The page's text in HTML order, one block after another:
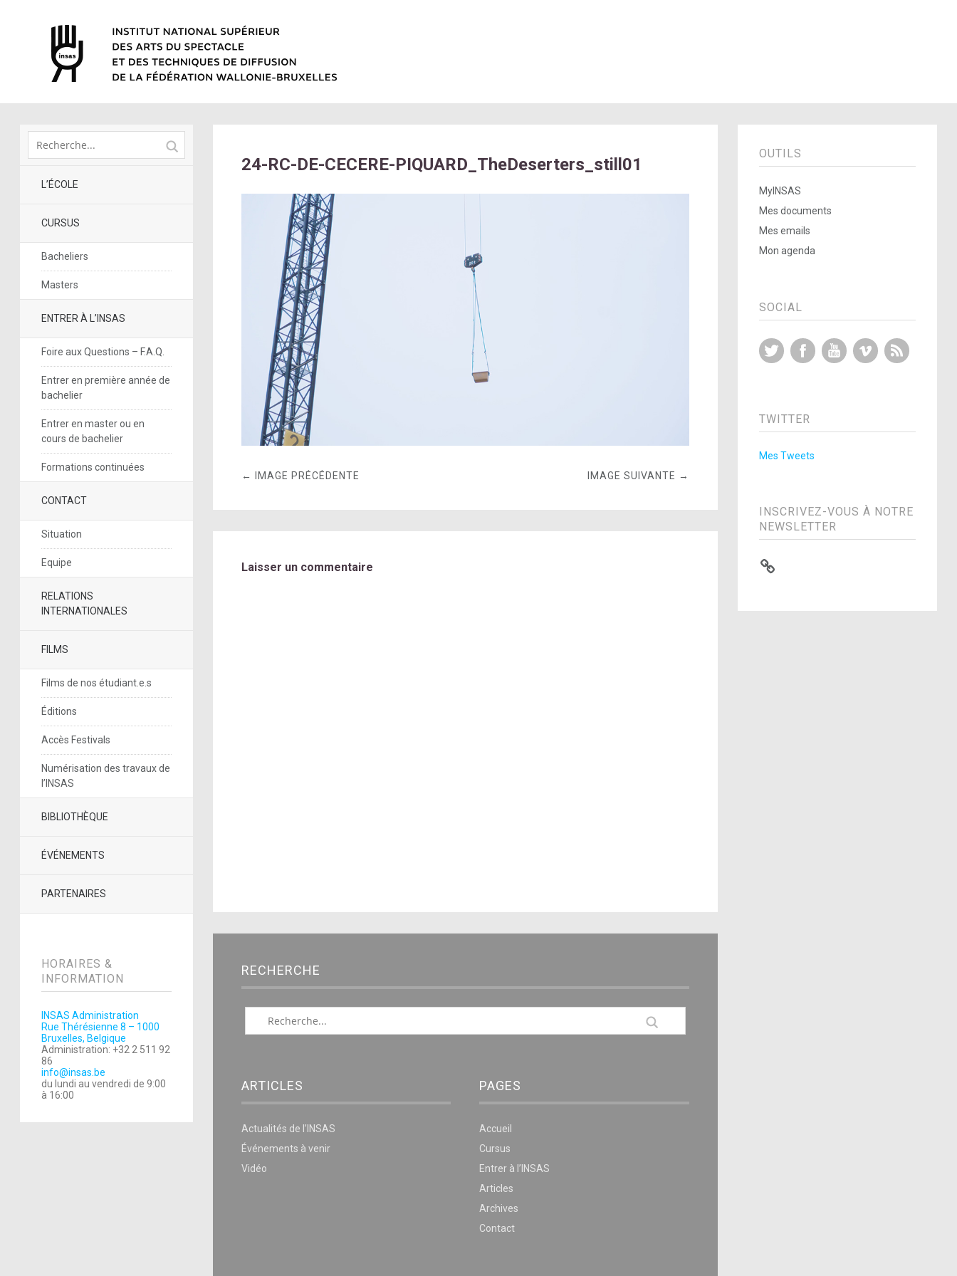
L’ÉCOLE
CURSUS
Bacheliers
Masters
ENTRER À L’INSAS
Foire aux Questions – F.A.Q.
Entrer en première année de
bachelier
Entrer en master ou en
cours de bachelier
Formations continuées
CONTACT
Situation
Equipe
RELATIONS
INTERNATIONALES
FILMS
Films de nos étudiant.e.s
Éditions
Accès Festivals
Numérisation des travaux de
l’INSAS
BIBLIOTHÈQUE
ÉVÉNEMENTS
PARTENAIRES
HORAIRES &
INFORMATION
INSAS Administration
Rue Thérésienne 8 – 1000
Bruxelles, Belgique
Administration: +32 2 511 92
86
info@insas.be
du lundi au vendredi de 9:00
à 16:00
24-RC-DE-CECERE-PIQUARD_TheDeserters_still01
← IMAGE PRÉCÉDENTE IMAGE SUIVANTE →
Laisser un commentaire
RECHERCHE
ARTICLES
Actualités de l’INSAS
Événements à venir
Vidéo
PAGES
Accueil
Cursus
Entrer à l’INSAS
Articles
Archives
Contact
OUTILS
MyINSAS
Mes documents
Mes emails
Mon agenda
SOCIAL
Twitter FacebookYouTubeVimeo
TWITTER
Mes Tweets
INSCRIVEZ-VOUS À NOTRE
NEWSLETTER